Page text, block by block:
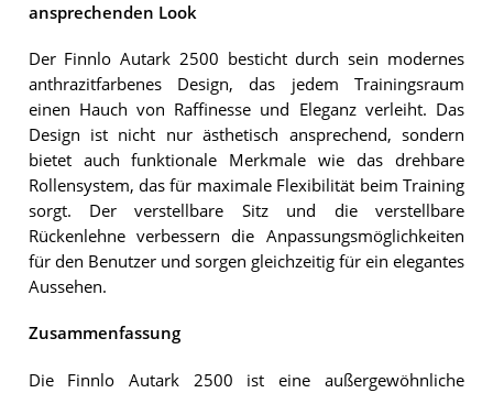
ansprechenden Look
Der Finnlo Autark 2500 besticht durch sein modernes
anthrazitfarbenes Design, das jedem Trainingsraum
einen Hauch von Raffinesse und Eleganz verleiht. Das
Design ist nicht nur ästhetisch ansprechend, sondern
bietet auch funktionale Merkmale wie das drehbare
Rollensystem, das für maximale Flexibilität beim Training
sorgt. Der verstellbare Sitz und die verstellbare
Rückenlehne verbessern die Anpassungsmöglichkeiten
für den Benutzer und sorgen gleichzeitig für ein elegantes
Aussehen.
Zusammenfassung
Die Finnlo Autark 2500 ist eine außergewöhnliche